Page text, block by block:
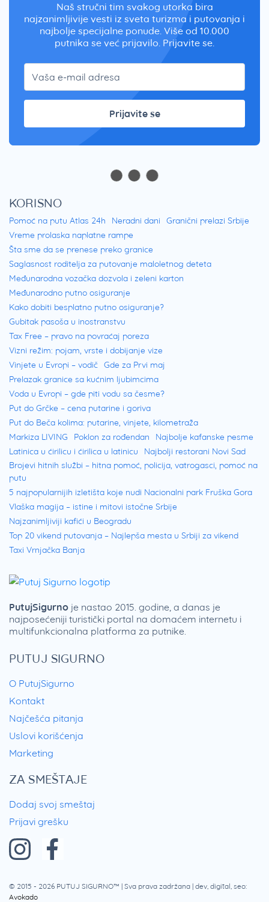
Naš stručni tim svakog utorka bira
najzanimljivije vesti iz sveta turizma i putovanja i
najbolje specijalne ponude. Više od 10.000
putnika se već prijavilo. Prijavite se.
Prijavite se
KORISNO
Pomoć na putu Atlas 24h Neradni dani
Granični prelazi Srbije
Vreme prolaska naplatne rampe
Šta sme da se prenese preko granice
Saglasnost roditelja za putovanje maloletnog deteta
Međunarodna vozačka dozvola i zeleni karton
Međunarodno putno osiguranje
Kako dobiti besplatno putno osiguranje?
Gubitak pasoša u inostranstvu
Tax Free – pravo na povraćaj poreza
Vizni režim: pojam, vrste i dobijanje vize
Vinjete u Evropi – vodič Gde za Prvi maj
Prelazak granice sa kućnim ljubimcima
Voda u Evropi – gde piti vodu sa česme?
Put do Grčke – cena putarine i goriva
Put do Beča kolima: putarine, vinjete, kilometraža
Markiza LIVING
Poklon za rođendan
Najbolje kafanske pesme
Latinica u ćirilicu i ćirilica u latinicu
Najbolji restorani Novi Sad
Brojevi hitnih službi – hitna pomoć, policija, vatrogasci, pomoć na
putu
5 najpopularnijih izletišta koje nudi Nacionalni park Fruška Gora
Vlaška magija – istine i mitovi istočne Srbije
Najzanimljiviji kafići u Beogradu
Top 20 vikend putovanja – Najlepša mesta u Srbiji za vikend
Taxi Vrnjačka Banja
PUTUJ SIGURNO
O PutujSigurno
Kontakt
Najčešća pitanja
Uslovi korišćenja
Marketing
ZA SMEŠTAJE
Dodaj svoj smeštaj
Prijavi grešku
PutujSigurno je nastao 2015. godine, a danas je
najposećeniji turistički portal na domaćem internetu i
multifunkcionalna platforma za putnike.
© 2015 - 2026 PUTUJ SIGURNO™ | Sva prava zadržana | dev, digital, seo:
Avokado